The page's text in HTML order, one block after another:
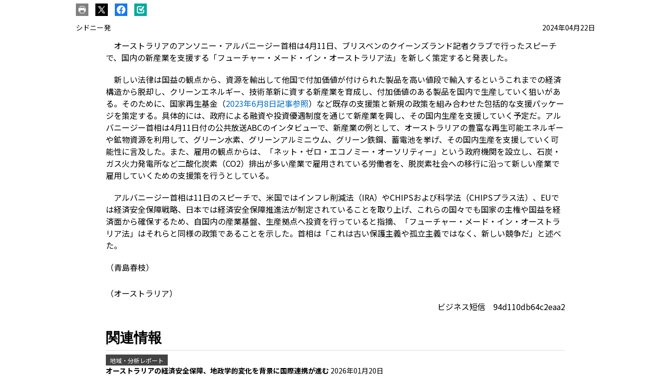
シドニー発 2024年04月22日
オーストラリアのアンソニー・アルバニージー首相は4月11日、ブリスベンのクイーンズランド記者クラブで行ったスピーチ
で、国内の新産業を支援する「フューチャー・メード・イン・オーストラリア法」を新しく策定すると発表した。
新しい法律は国益の観点から、資源を輸出して他国で付加価値が付けられた製品を高い値段で輸入するというこれまでの経済
構造から脱却し、クリーンエネルギー、技術革新に資する新産業を育成し、付加価値のある製品を国内で生産していく狙いがあ
る。そのために、国家再生基金（2023年6月8日記事参照）など既存の支援策と新規の政策を組み合わせた包括的な支援パッケー
ジを策定する。具体的には、政府による融資や投資優遇制度を通じて新産業を興し、その国内生産を支援していく予定だ。アル
バニージー首相は4月11日付の公共放送ABCのインタビューで、新産業の例として、オーストラリアの豊富な再生可能エネルギー
や鉱物資源を利用して、グリーン水素、グリーンアルミニウム、グリーン鉄鋼、蓄電池を挙げ、その国内生産を支援していく可
能性に言及した。また、雇用の観点からは、「ネット・ゼロ・エコノミー・オーソリティー」という政府機関を設立し、石炭・
ガス火力発電所など二酸化炭素（CO2）排出が多い産業で雇用されている労働者を、脱炭素社会への移行に沿って新しい産業で
雇用していくための支援策を行うとしている。
アルバニージー首相は11日のスピーチで、米国ではインフレ削減法（IRA）やCHIPSおよび科学法（CHIPSプラス法）、EUで
は経済安全保障戦略、日本では経済安全保障推進法が制定されていることを取り上げ、これらの国々でも国家の主権や国益を経
済面から確保するため、自国内の産業基盤、生産拠点へ投資を行っていると指摘、「フューチャー・メード・イン・オーストラ
リア法」はそれらと同様の政策であることを示した。首相は「これは古い保護主義や孤立主義ではなく、新しい競争だ」と述べ
た。
（青島春枝）
（オーストラリア）
ビジネス短信 94d110db64c2eaa2
関連情報
地域・分析レポート
オーストラリアの経済安全保障、地政学的変化を背景に国際連携が進む 2026年01月20日